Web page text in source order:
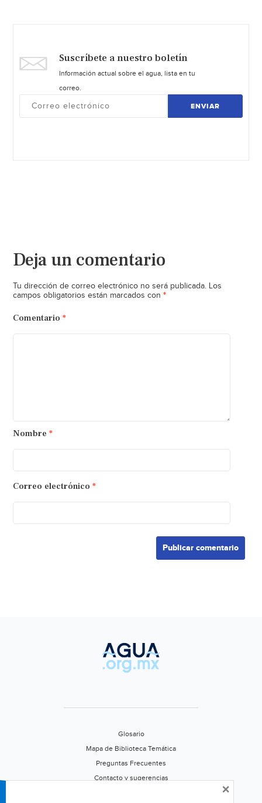
Suscríbete a nuestro boletín
Información actual sobre el agua, lista en tu
correo.
ENVIAR
Deja un comentario
Tu dirección de correo electrónico no será publicada. Los
campos obligatorios están marcados con *
Comentario *
Nombre *
Correo electrónico *
Glosario
Mapa de Biblioteca Temática
Preguntas Frecuentes
Contacto y sugerencias
×